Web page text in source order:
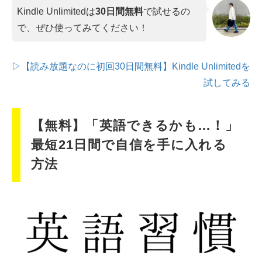
Kindle Unlimitedは30日間無料で試せるの
で、ぜひ使ってみてください！
▷【読み放題なのに初回30日間無料】Kindle Unlimitedを
試してみる
【無料】「英語できるかも…！」
最短21日間で自信を手に入れる
方法